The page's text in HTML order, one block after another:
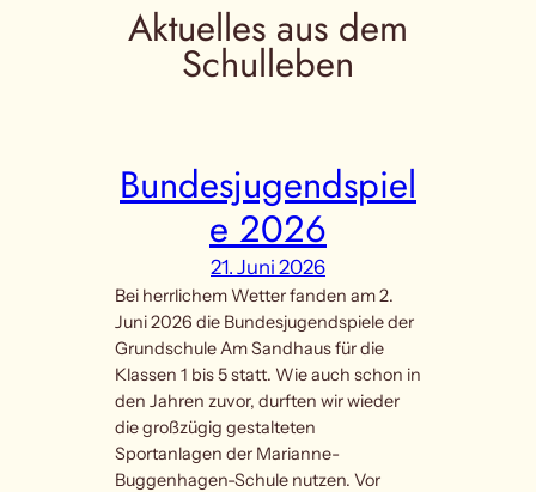
Aktuelles aus dem
Schulleben
Bundesjugendspiel
e 2026
21. Juni 2026
Bei herrlichem Wetter fanden am 2.
Juni 2026 die Bundesjugendspiele der
Grundschule Am Sandhaus für die
Klassen 1 bis 5 statt. Wie auch schon in
den Jahren zuvor, durften wir wieder
die großzügig gestalteten
Sportanlagen der Marianne-
Buggenhagen-Schule nutzen. Vor